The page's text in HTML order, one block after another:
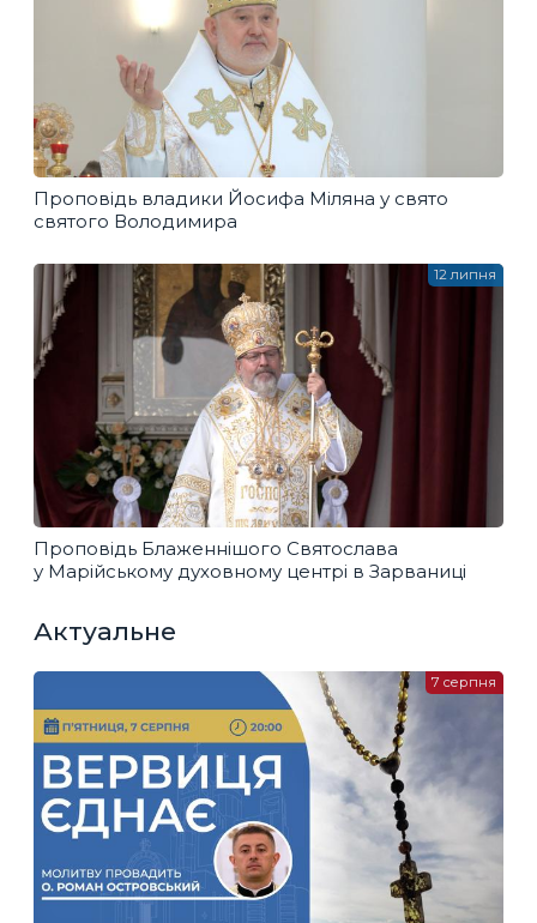
Проповідь владики Йосифа Міляна у свято
святого Володимира
Проповідь Блаженнішого Святослава
у Марійському духовному центрі в Зарваниці
12 липня
Актуальне
7 серпня